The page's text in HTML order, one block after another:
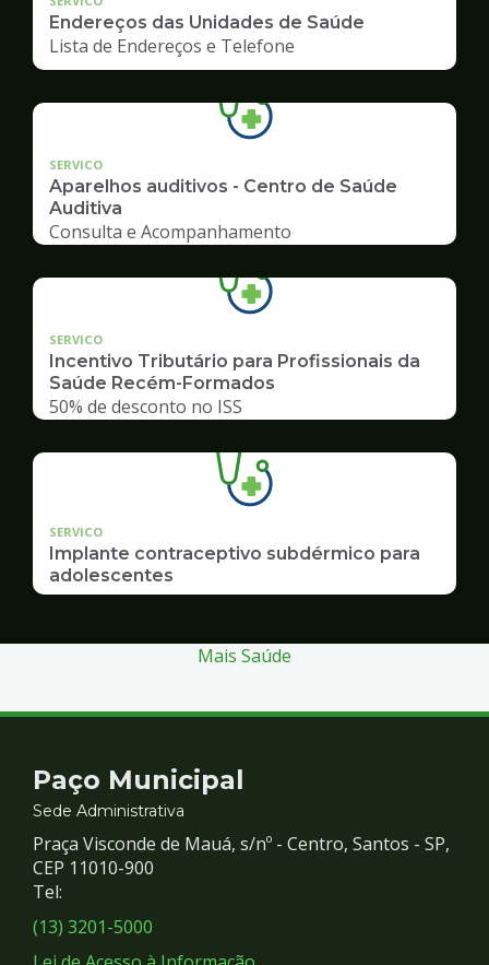
Endereços das Unidades de Saúde
Lista de Endereços e Telefone
SERVICO
Aparelhos auditivos - Centro de Saúde
Auditiva
Consulta e Acompanhamento
SERVICO
Incentivo Tributário para Profissionais da
Saúde Recém-Formados
50% de desconto no ISS
SERVICO
Implante contraceptivo subdérmico para
adolescentes
Mais Saúde
Contato
e
Redes
Sociais
Paço Municipal
Sede Administrativa
Praça Visconde de Mauá, s/nº - Centro, Santos - SP,
CEP 11010-900
Tel:
(13) 3201-5000